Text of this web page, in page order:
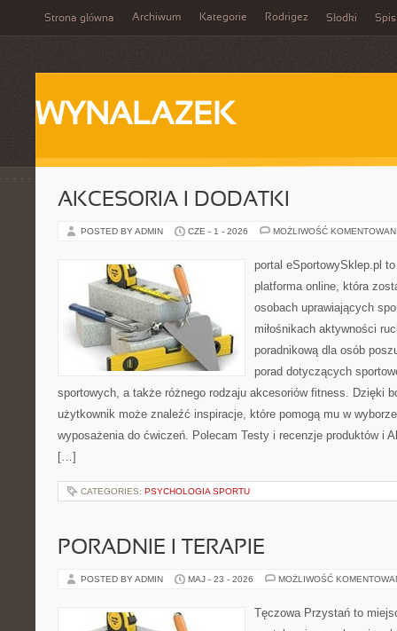
Strona główna Archiwum Kategorie Rodrigez Słodki Spis
WYNALAZEK
AKCESORIA I DODATKI
POSTED BY ADMIN CZE - 1 - 2026 MOŻLIWOŚĆ
portal eSportowySklep.pl
platforma online, która
osobach uprawiających
miłośnikach aktywności
poradnikową dla osób
porad dotyczących
sportowych, a także różnego rodzaju akcesoriów fitness. Dzięki
użytkownik może znaleźć inspiracje, które pomogą mu w
wyposażenia do ćwiczeń. Polecam Testy i recenzje produktów i
[…]
CATEGORIES: PSYCHOLOGIA SPORTU
PORADNIE I TERAPIE
POSTED BY ADMIN MAJ - 23 - 2026 MOŻLIWOŚĆ
Tęczowa Przystań to